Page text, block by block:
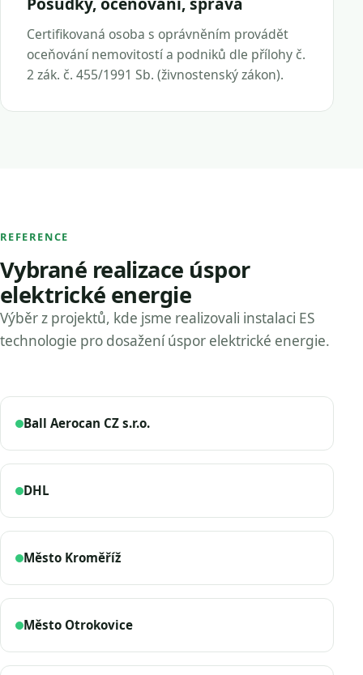
Certifikovaná osoba s oprávněním provádět
oceňování nemovitostí a podniků dle přílohy č.
2 zák. č. 455/1991 Sb. (živnostenský zákon).
REFERENCE
Vybrané realizace úspor
elektrické energie
Výběr z projektů, kde jsme realizovali instalaci ES
technologie pro dosažení úspor elektrické energie.
Ball Aerocan CZ s.r.o.
DHL
Město Kroměříž
Město Otrokovice